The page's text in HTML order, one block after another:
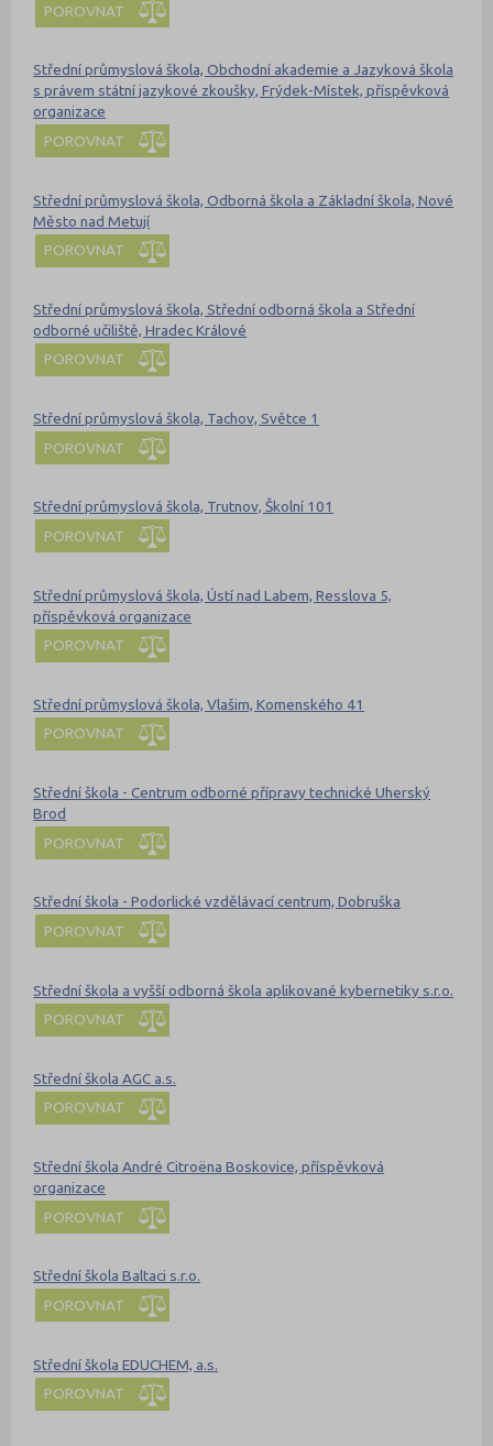
POROVNAT
Střední průmyslová škola, Obchodní akademie a Jazyková škola
s právem státní jazykové zkoušky, Frýdek-Místek, příspěvková
organizace
POROVNAT
Střední průmyslová škola, Odborná škola a Základní škola, Nové
Město nad Metují
POROVNAT
Střední průmyslová škola, Střední odborná škola a Střední
odborné učiliště, Hradec Králové
POROVNAT
Střední průmyslová škola, Tachov, Světce 1
POROVNAT
Střední průmyslová škola, Trutnov, Školní 101
POROVNAT
Střední průmyslová škola, Ústí nad Labem, Resslova 5,
příspěvková organizace
POROVNAT
Střední průmyslová škola, Vlašim, Komenského 41
POROVNAT
Střední škola - Centrum odborné přípravy technické Uherský
Brod
POROVNAT
Střední škola - Podorlické vzdělávací centrum, Dobruška
POROVNAT
Střední škola a vyšší odborná škola aplikované kybernetiky s.r.o.
POROVNAT
Střední škola AGC a.s.
POROVNAT
Střední škola André Citroëna Boskovice, příspěvková
organizace
POROVNAT
Střední škola Baltaci s.r.o.
POROVNAT
Střední škola EDUCHEM, a.s.
POROVNAT